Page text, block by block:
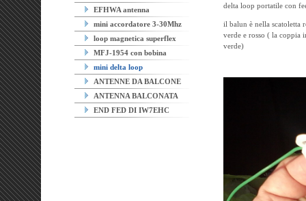
EFHWA antenna
mini accordatore 3-30Mhz
loop magnetica superflex
MFJ-1954 con bobina
mini delta loop
ANTENNE DA BALCONE
ANTENNA BALCONATA
END FED DI IW7EHC
delta loop portatile con
il balun è nella scatoletta
verde e rosso ( la coppia
verde)